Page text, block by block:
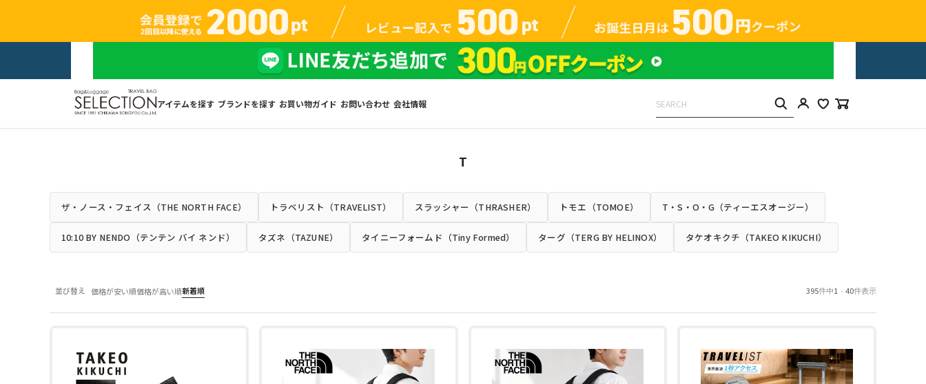
アイテムを探す ブランドを探す お買い物ガイド お問い合わせ 会社情報
T
ザ・ノース・フェイス（THE NORTH FACE） トラベリスト（TRAVELIST） スラッシャー（THRASHER） トモエ（TOMOE） T・S・O・G（ティーエスオージー）
10:10 BY NENDO（テンテン バイ ネンド） タズネ（TAZUNE） タイニーフォームド（Tiny Formed） ターグ（TERG BY HELINOX） タケオキクチ（TAKEO KIKUCHI）
並び替え 価格が安い順価格が高い順新着順 395件中1 - 40件表示